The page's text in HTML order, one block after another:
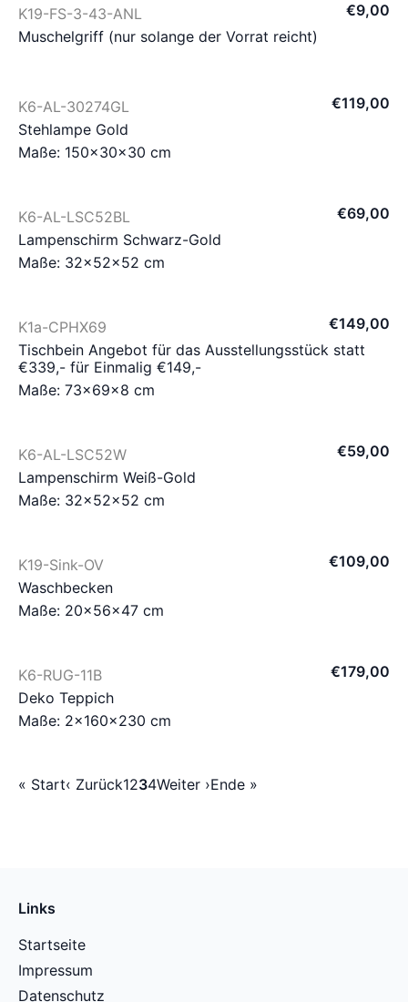
K19-FS-3-43-ANL €9,00
Muschelgriff (nur solange der Vorrat reicht)
K6-AL-30274GL €119,00
Stehlampe Gold
Maße: 150×30×30 cm
K6-AL-LSC52BL €69,00
Lampenschirm Schwarz-Gold
Maße: 32×52×52 cm
K1a-CPHX69 €149,00
Tischbein Angebot für das Ausstellungsstück statt
€339,- für Einmalig €149,-
Maße: 73×69×8 cm
K6-AL-LSC52W €59,00
Lampenschirm Weiß-Gold
Maße: 32×52×52 cm
K19-Sink-OV €109,00
Waschbecken
Maße: 20×56×47 cm
K6-RUG-11B €179,00
Deko Teppich
Maße: 2×160×230 cm
« Start‹ Zurück1234Weiter ›Ende »
Links
Startseite
Impressum
Datenschutz